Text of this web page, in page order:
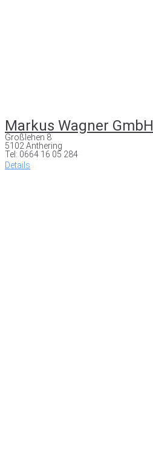
Markus Wagner GmbH
Großlehen 8
5102 Anthering
Tel: 0664 16 05 284
Details